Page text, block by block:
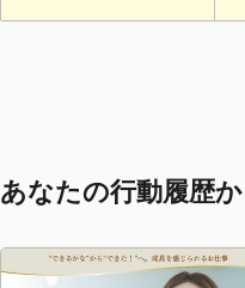
あなたの行動履歴